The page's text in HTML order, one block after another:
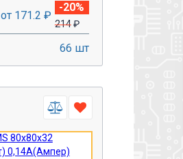
от 171.2 ₽
-20%
214₽
66 шт